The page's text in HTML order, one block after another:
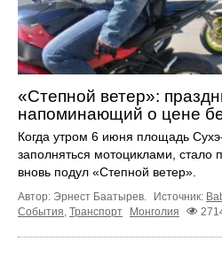
«Степной ветер»:
напоминающий о цене
Когда утром 6 июня площадь
заполняться мотоциклами, стало
вновь подул «Степной ветер».
Автор: Эрнест Баатырев. Источник:
События, Транспорт Монголия